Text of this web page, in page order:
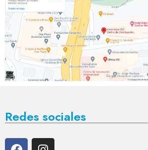
Redes sociales